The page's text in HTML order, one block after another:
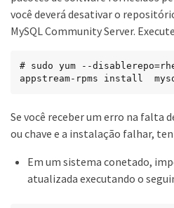
você deverá desativar o
MySQL Community Server.
# sudo yum --
appstream-rpms install
Se você receber um erro na falta
ou chave e a instalação falhar,
Em um sistema conetado,
atualizada executando o